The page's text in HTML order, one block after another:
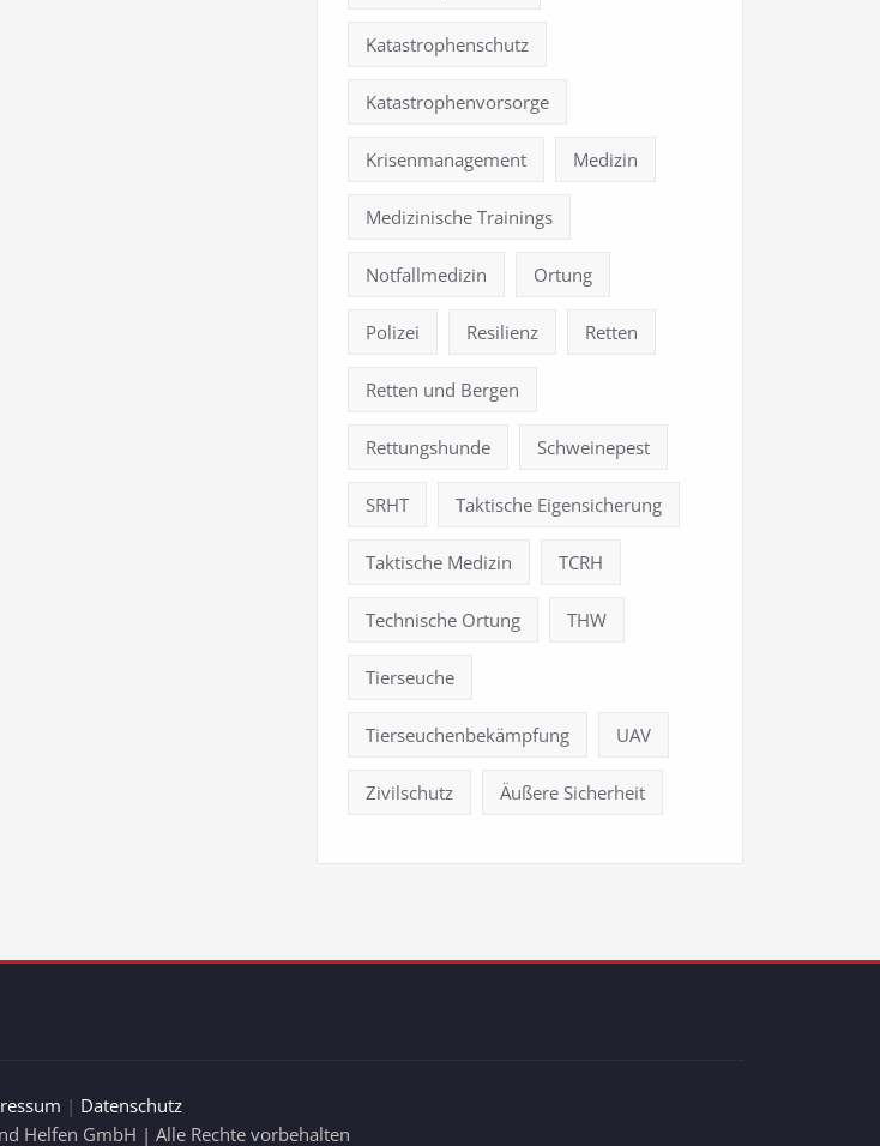
Katastrophenschutz
Katastrophenvorsorge
Krisenmanagement Medizin
Medizinische Trainings
Notfallmedizin Ortung
Polizei Resilienz Retten
Retten und Bergen
Rettungshunde Schweinepest
SRHT Taktische Eigensicherung
Taktische Medizin TCRH
Technische Ortung THW
Tierseuche
Tierseuchenbekämpfung UAV
Zivilschutz Äußere Sicherheit
| Datenschutz
Helfen GmbH | Alle Rechte vorbehalten